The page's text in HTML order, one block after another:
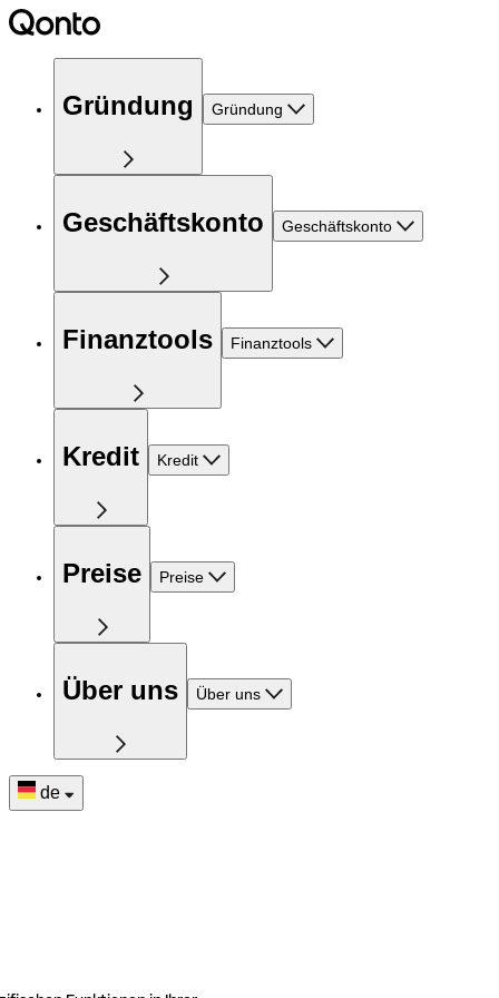
Gründung Gründung
Geschäftskonto Geschäftskonto
Finanztools Finanztools
Kredit Kredit
Preise Preise
Über uns Über uns
de